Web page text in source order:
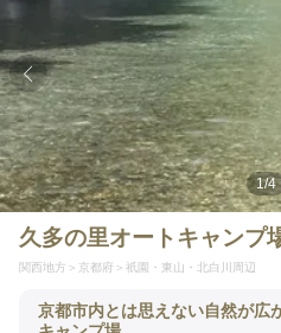
1/4
久多の里オートキャンプ
関西地方 京都府 祇園・東山・北白川周辺
京都市内とは思えない自然が広